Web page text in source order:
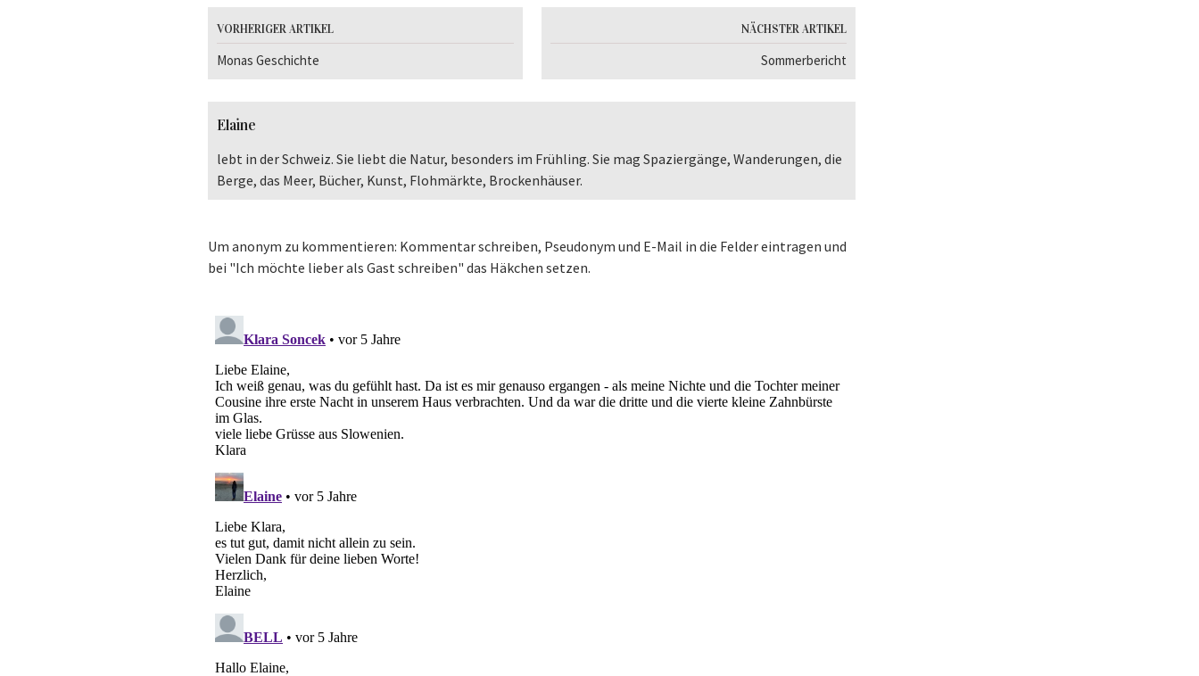
VORHERIGER ARTIKEL
Monas Geschichte
NÄCHSTER ARTIKEL
Sommerbericht
Elaine
lebt in der Schweiz. Sie liebt die Natur, besonders im Frühling. Sie mag Spaziergänge, Wanderungen, die
Berge, das Meer, Bücher, Kunst, Flohmärkte, Brockenhäuser.
Um anonym zu kommentieren: Kommentar schreiben, Pseudonym und E-Mail in die Felder eintragen und
bei "Ich möchte lieber als Gast schreiben" das Häkchen setzen.